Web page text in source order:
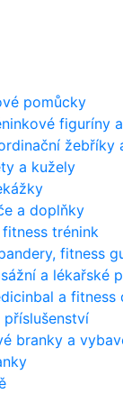
pomůcky
figuríny
žebříky
a kužely
a doplňky
trénink
fitness
a lékařské
a fitness
příslušenství
branky a